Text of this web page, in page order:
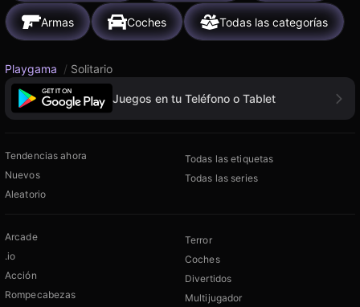
Armas Coches Todas las categorías
Playgama / Solitario
Juegos en tu Teléfono o Tablet
Tendencias ahora
Nuevos
Aleatorio
Todas las etiquetas
Todas las series
Arcade
.io
Acción
Rompecabezas
Terror
Coches
Divertidos
Multijugador